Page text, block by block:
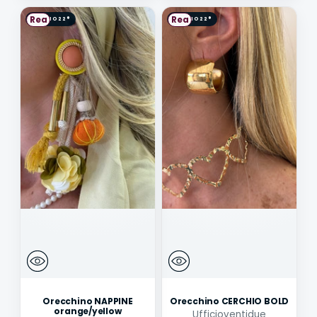
Rea
Orecchino NAPPINE
orange/yellow
Rea
Orecchino CERCHIO BOLD